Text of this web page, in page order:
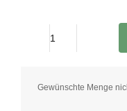
Gramm
Gewünschte Menge